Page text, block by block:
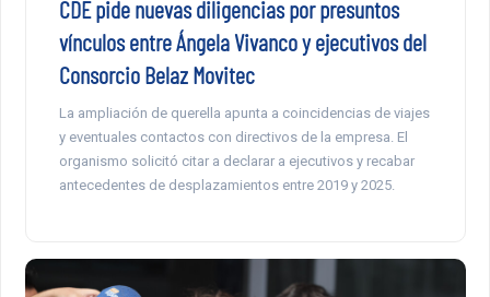
CDE pide nuevas diligencias por presuntos
vínculos entre Ángela Vivanco y ejecutivos del
Consorcio Belaz Movitec
La ampliación de querella apunta a coincidencias de viajes
y eventuales contactos con directivos de la empresa. El
organismo solicitó citar a declarar a ejecutivos y recabar
antecedentes de desplazamientos entre 2019 y 2025.